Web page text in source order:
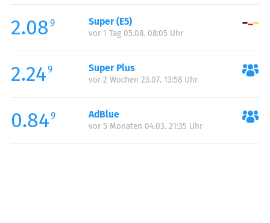
2.08 9 Super (E5)
vor 1 Tag 05.08. 08:05 Uhr
2.249 Super Plus
vor 2 Wochen 23.07. 13:58 Uhr
0.849 AdBlue
vor 5 Monaten 04.03. 21:35 Uhr